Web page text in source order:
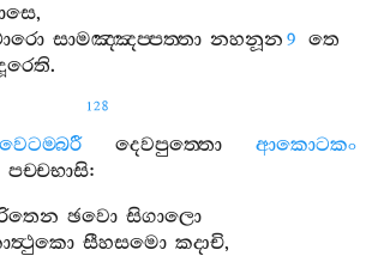
,
සාමඤ‍්ඤප‍්පත‍්තා නහනූන 9
තෙ
.
128
වෙටම‍්බරී දෙවපුත‍්තො
ආකොටකං
පච‍්චභාසි:
ඡවො සිගාලො
සීහසමො කදාචි,